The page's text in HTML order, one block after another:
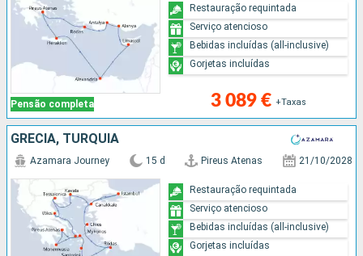
Pensão completa 3 089 € +Taxas
Restauração requintada
Serviço atencioso
Bebidas incluídas (all-inclusive)
Gorjetas incluídas
GRÉCIA, TURQUIA
Azamara Journey 15 d Pireus Atenas 21/10/2028
Restauração requintada
Serviço atencioso
Bebidas incluídas (all-inclusive)
Gorjetas incluídas